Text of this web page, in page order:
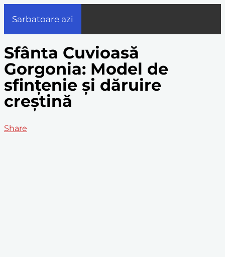
Sarbatoare azi
Sfânta Cuvioasă
Gorgonia: Model de
sfințenie și dăruire
creștină
Share